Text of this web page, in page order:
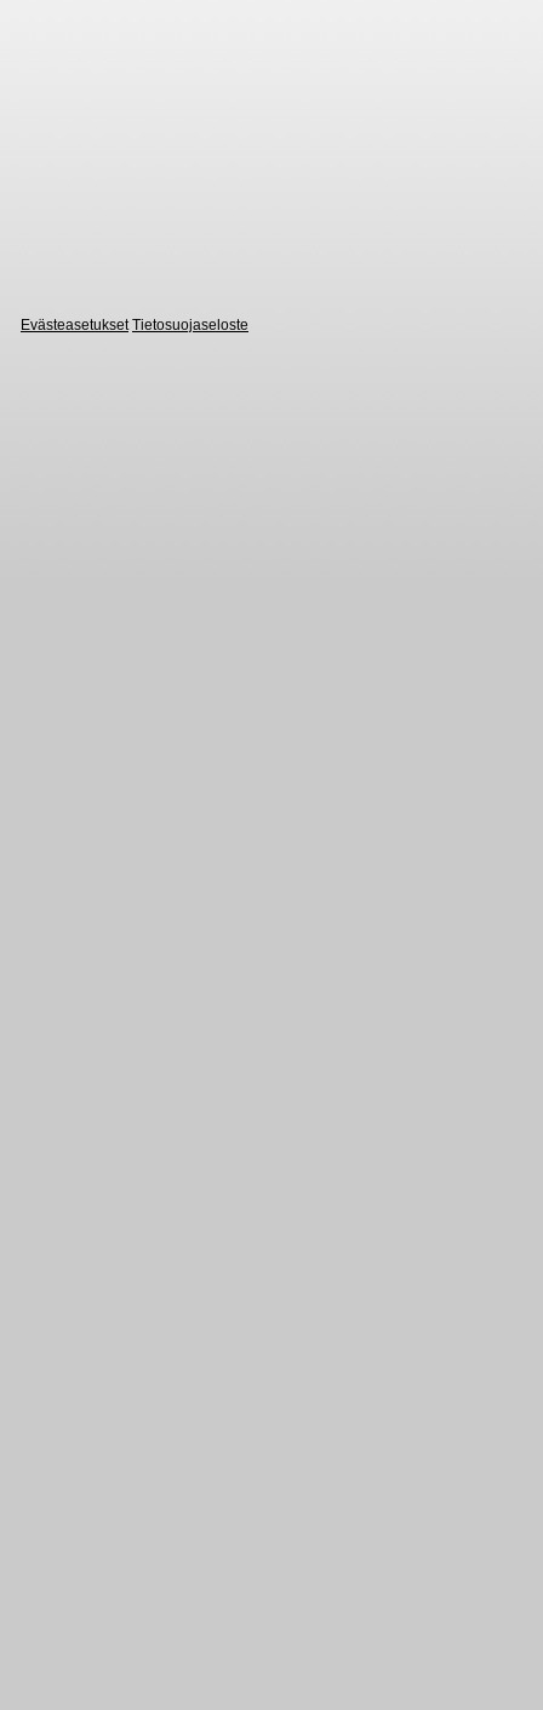
Evästeasetukset Tietosuojaseloste